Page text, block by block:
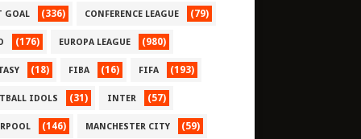
GOAL (336) CONFERENCE LEAGUE (79)
(176) EUROPA LEAGUE (980)
(18) FIBA (16) FIFA (193)
IDOLS (31) INTER (57)
(146) MANCHESTER CITY (59)